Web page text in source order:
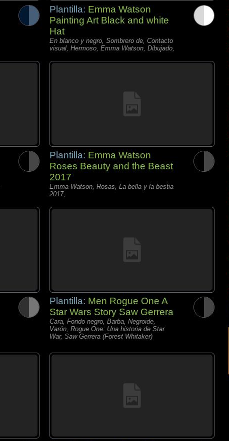
Plantilla: Emma Watson
Painting Art Black and white
Hat
En blanco y negro, Sombrero de, Contacto
visual, Hermoso, Emma Watson, Dibujado,
Plantilla: Emma Watson
Roses Beauty and the Beast
2017
Emma Watson, Rosas, La bella y la bestia
2017,
Plantilla: Men Rogue One A
Star Wars Story Saw Gerrera
Cara, Fondo negro, Barba, Negroide,
Varón, Rogue One: Una historia de Star
War, Saw Gerrera (Forest Whitaker)